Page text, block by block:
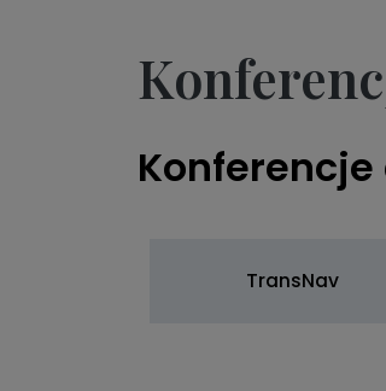
TransNav